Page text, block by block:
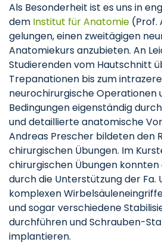
Als Besonderheit ist es uns in
dem Institut für Anatomie (Prof.
gelungen, einen zweitägigen
Anatomiekurs anzubieten. An
Studierenden vom Hautschnitt
Trepanationen bis zum
neurochirurgische Operationen
Bedingungen eigenständig
und detaillierte anatomische
Andreas Prescher bildeten den
chirurgischen Übungen. Im
chirurgischen Übungen konnten
durch die Unterstützung der Fa.
komplexen
und sogar verschiedene
durchführen und Schrauben-
implantieren.